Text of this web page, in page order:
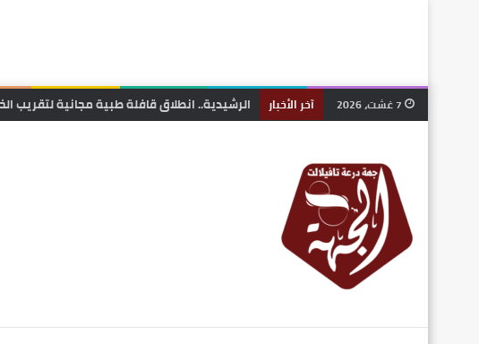
آخر الأخبار الرشيدية.. انطلاق قافلة طبية مجانية لتقريب